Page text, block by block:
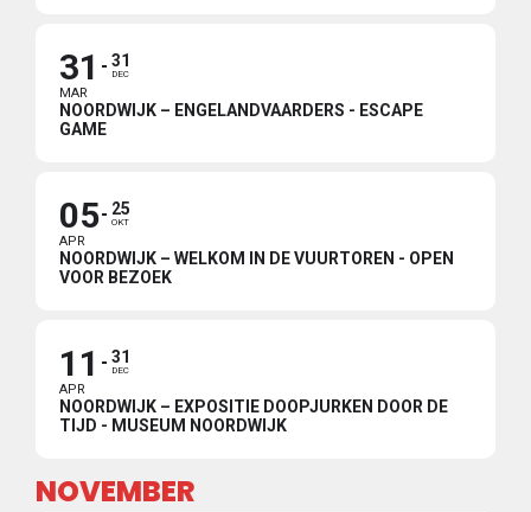
31
MAR
31
DEC
NOORDWIJK – ENGELANDVAARDERS - ESCAPE
GAME
05
APR
25
OKT
NOORDWIJK – WELKOM IN DE VUURTOREN - OPEN
VOOR BEZOEK
11
APR
31
DEC
NOORDWIJK – EXPOSITIE DOOPJURKEN DOOR DE
TIJD - MUSEUM NOORDWIJK
NOVEMBER